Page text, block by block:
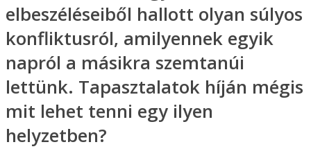
elbeszéléseiből hallott olyan súlyos
konfliktusról, amilyennek egyik
napról a másikra szemtanúi
lettünk. Tapasztalatok híján mégis
mit lehet tenni egy ilyen
helyzetben?